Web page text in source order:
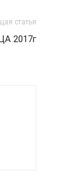
статья
2017г